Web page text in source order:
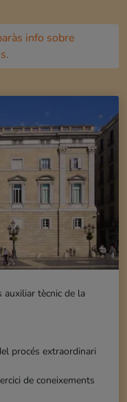
info sobre
auxiliar tècnic de la
procés extraordinari
de coneixements